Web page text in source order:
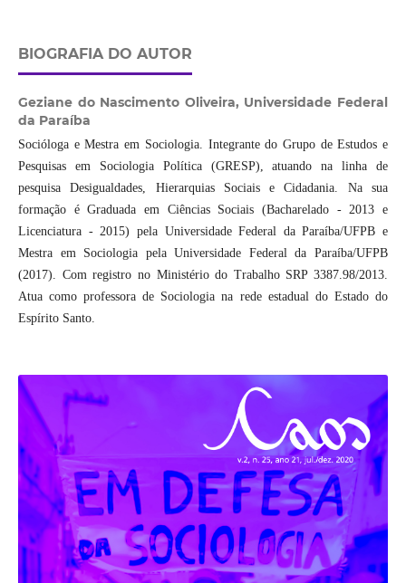
BIOGRAFIA DO AUTOR
Geziane do Nascimento Oliveira, Universidade Federal
da Paraíba
Socióloga e Mestra em Sociologia. Integrante do Grupo de Estudos e
Pesquisas em Sociologia Política (GRESP), atuando na linha de
pesquisa Desigualdades, Hierarquias Sociais e Cidadania. Na sua
formação é Graduada em Ciências Sociais (Bacharelado - 2013 e
Licenciatura - 2015) pela Universidade Federal da Paraíba/UFPB e
Mestra em Sociologia pela Universidade Federal da Paraíba/UFPB
(2017). Com registro no Ministério do Trabalho SRP 3387.98/2013.
Atua como professora de Sociologia na rede estadual do Estado do
Espírito Santo.